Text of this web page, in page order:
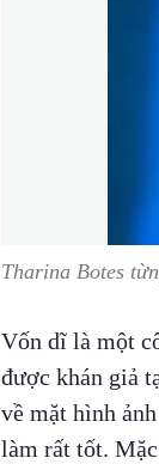
Tharina Botes
Vốn dĩ là một
được khán giả
về mặt hình
làm rất tốt.